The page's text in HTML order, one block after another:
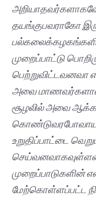
தயங்குபவராகோ
முறைப்பாட்டு
பெற்றுவிட்டவனவா
அவை மாணவர்களால்
சூழலில் அவை
உறுதிப்பாட்டை
முறைப்பாடுகளின்
மேற்கொள்ளப்பட்ட